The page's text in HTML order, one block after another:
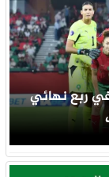
ربع نهائي